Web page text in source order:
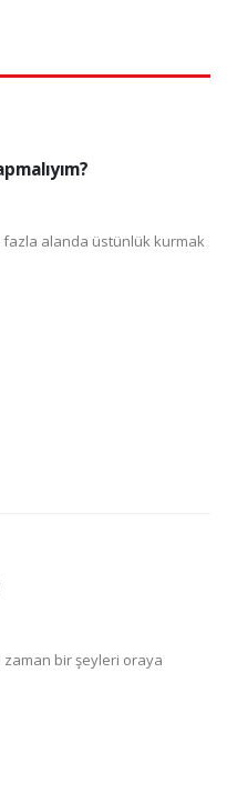
fazla alanda üstünlük kurmak
zaman bir şeyleri oraya